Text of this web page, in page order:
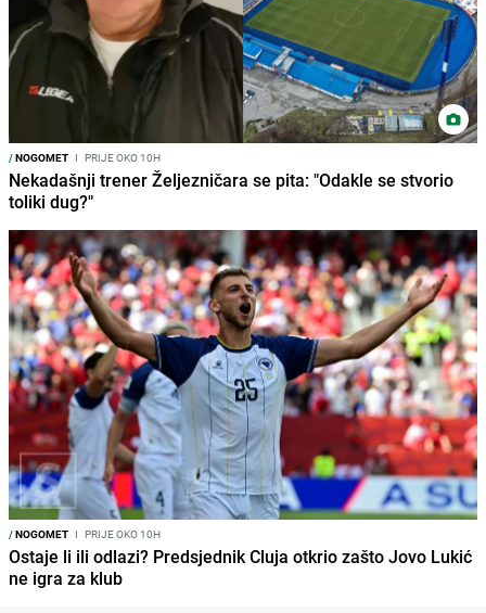
/NOGOMET I PRIJE OKO 10H
Nekadašnji trener Željezničara se pita: "Odakle se stvorio
toliki dug?"
/NOGOMET I PRIJE OKO 10H
Ostaje li ili odlazi? Predsjednik Cluja otkrio zašto Jovo Lukić
ne igra za klub